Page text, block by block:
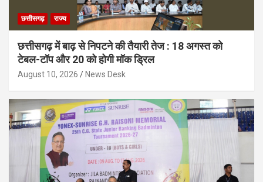
छत्तीसगढ़ राज्य
छत्तीसगढ़ में बाढ़ से निपटने की तैयारी तेज : 18 अगस्त को
टेबल-टॉप और 20 को होगी मॉक ड्रिल
August 10, 2026 News Desk